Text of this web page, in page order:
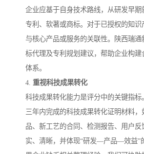
企业应基于自身技术路线，从研发早期
专利、软著或商标。对于已授权的知识
与核心产品或服务的关联性。陕西瑞通
标代理及专利规划建议，帮助企业构建
体系。
4. 重视科技成果转化
科技成果转化能力是评分中的关键指标
三年内完成的科技成果转化证明材料，
品、新工艺的合同、检测报告、用户反
实、清晰，并体现“研发—产品—效益”